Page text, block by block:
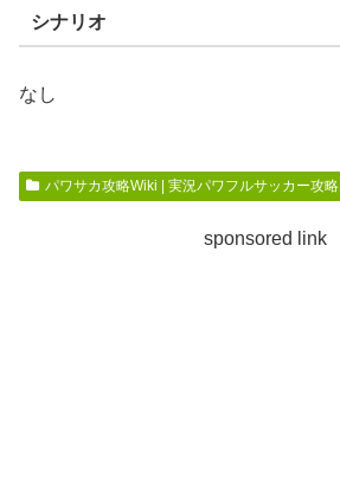
シナリオ
なし
パワサカ攻略Wiki | 実況パワフルサッカー攻略
sponsored link